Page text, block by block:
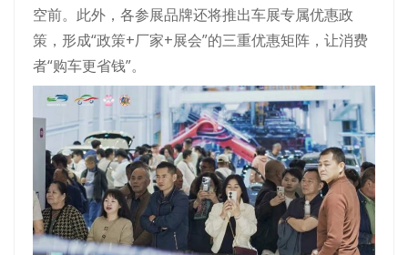
空前。此外，各参展品牌还将推出车展专属优惠政
策，形成“政策+厂家+展会”的三重优惠矩阵，让消费
者“购车更省钱”。